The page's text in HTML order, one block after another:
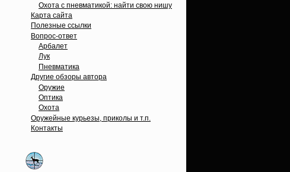
Охота с пневматикой: найти свою нишу
Карта сайта
Полезные ссылки
Вопрос-ответ
Арбалет
Лук
Пневматика
Другие обзоры автора
Оружие
Оптика
Охота
Оружейные курьезы, приколы и т.п.
Контакты